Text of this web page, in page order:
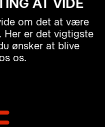
AT VIDE
om det at være
er det vigtigste
ønsker at blive
os.